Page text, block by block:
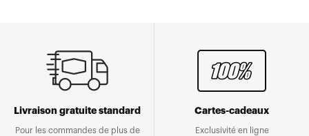
Livraison gratuite standard
Pour les commandes de plus de
Cartes-cadeaux
Exclusivité en ligne